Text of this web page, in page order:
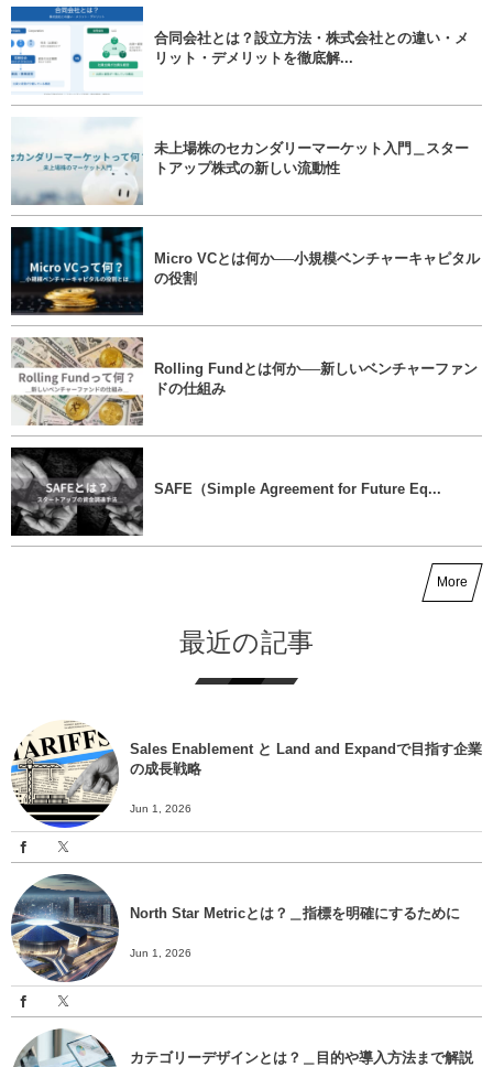
合同会社とは？設立方法・株式会社との違い・メ
リット・デメリットを徹底解...
未上場株のセカンダリーマーケット入門＿スター
トアップ株式の新しい流動性
Micro VCとは何か──小規模ベンチャーキャピタル
の役割
Rolling Fundとは何か──新しいベンチャーファン
ドの仕組み
SAFE（Simple Agreement for Future Eq...
More
最近の記事
Sales Enablement と Land and Expandで目指す企業
の成長戦略
Jun 1, 2026
North Star Metricとは？＿指標を明確にするために
Jun 1, 2026
カテゴリーデザインとは？＿目的や導入方法まで解説